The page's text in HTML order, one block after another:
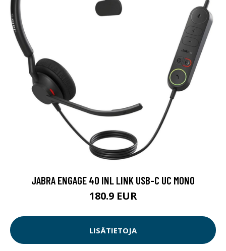
JABRA ENGAGE 40 INL LINK USB-C UC MONO
180.9 EUR
LISÄTIETOJA